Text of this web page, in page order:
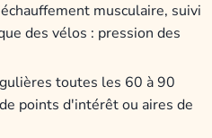
musculaire, suivi
des vélos : pression des
toutes les 60 à 90
points d'intérêt ou aires de